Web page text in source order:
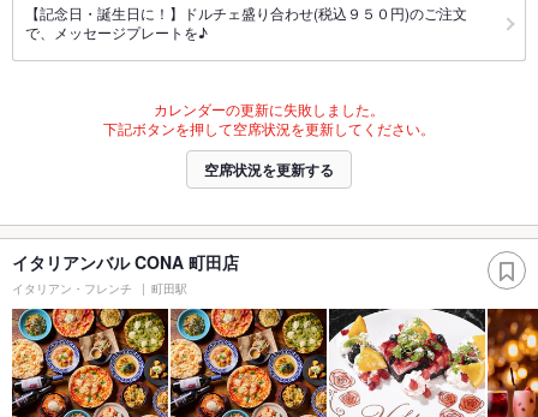
【記念日・誕生日に！】ドルチェ盛り合わせ(税込９５０円)のご注文
で、メッセージプレートを♪
カレンダーの更新に失敗しました。
下記ボタンを押して空席状況を更新してください。
空席状況を更新する
イタリアンバル CONA 町田店
イタリアン・フレンチ 町田駅